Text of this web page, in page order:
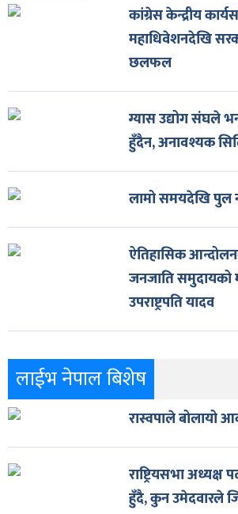
कांग्रेस केन्द्रीय
महाधिवेशनदेखि
छलफल
ग्यास उद्योग संघले
हुँदैन, अनावश्यक
लामो समयदेखि पुल
ऐतिहासिक
जनजाति समुदायको
उपराष्ट्रपति यादव
लाईभ नेपाल बिशेष
रास्वपाले बोलायो
राष्ट्रियसभा
हुँदै, कुन उमेदवारले